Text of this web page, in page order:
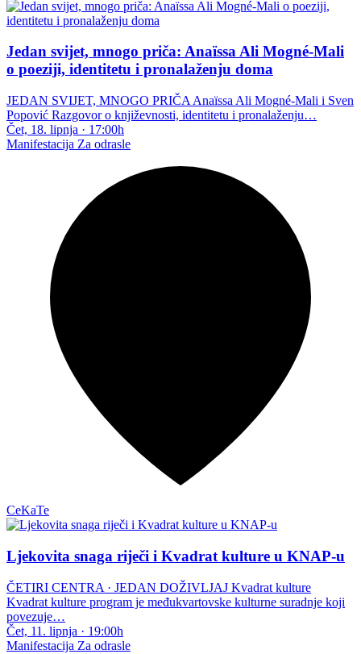
Jedan svijet, mnogo priča: Anaïssa Ali Mogné-Mali
o poeziji, identitetu i pronalaženju doma
JEDAN SVIJET, MNOGO PRIČA Anaïssa Ali Mogné-Mali i Sven
Popović Razgovor o književnosti, identitetu i pronalaženju…
Čet, 18. lipnja · 17:00h
Manifestacija Za odrasle
CeKaTe
Ljekovita snaga riječi i Kvadrat kulture u KNAP-u
ČETIRI CENTRA · JEDAN DOŽIVLJAJ Kvadrat kulture
Kvadrat kulture program je međukvartovske kulturne suradnje koji
povezuje…
Čet, 11. lipnja · 19:00h
Manifestacija Za odrasle